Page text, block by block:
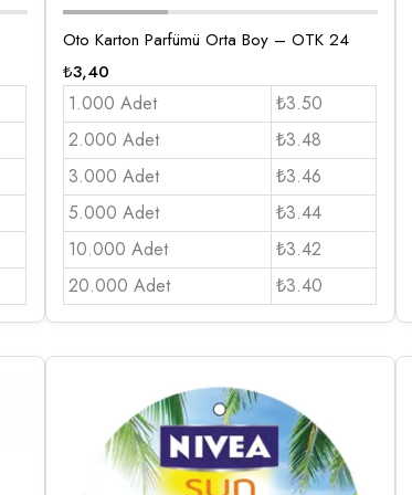
Oto Karton Parfümü Orta Boy – OTK 24
₺3,40
1.000 Adet
₺3.50
2.000 Adet
₺3.48
3.000 Adet
₺3.46
5.000 Adet
₺3.44
10.000 Adet
₺3.42
20.000 Adet
₺3.40